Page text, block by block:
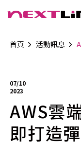
首頁 活動訊息
07/10
2023
AWS雲
即打造